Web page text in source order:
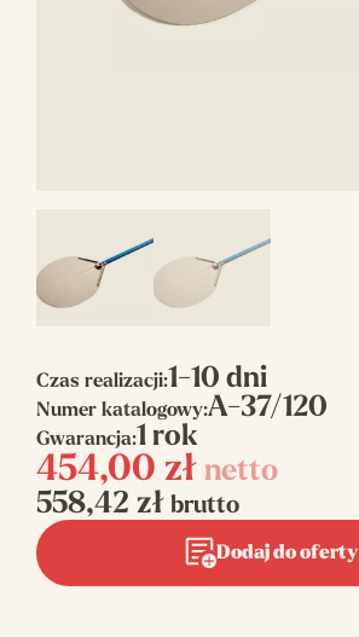
Czas realizacji:1-10 dni
Numer katalogowy:A-37/120
Gwarancja:1 rok
454,00 zł netto
558,42 zł brutto
Dodaj do oferty